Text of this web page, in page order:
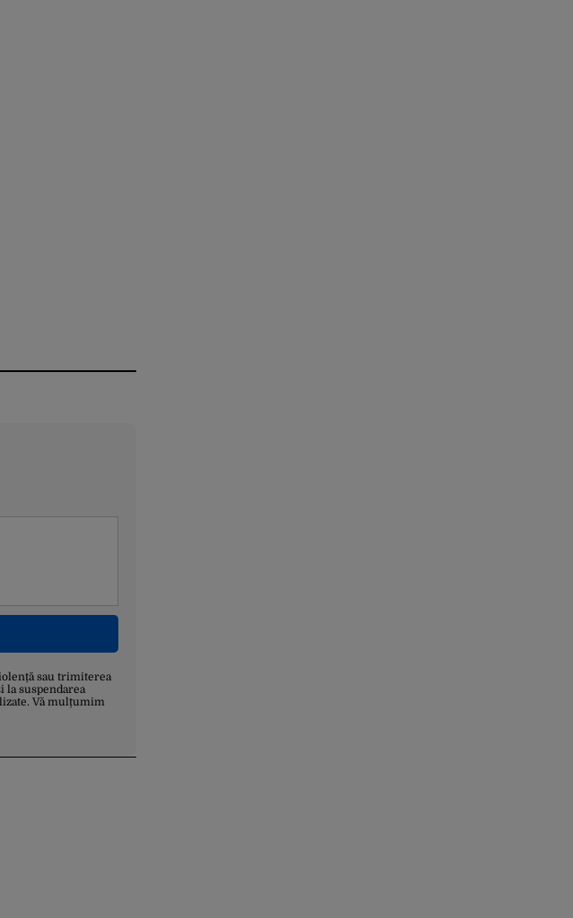
sau trimiterea
la suspendarea
Vă mulțumim